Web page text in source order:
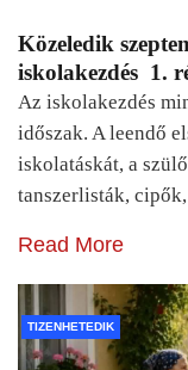
Közeledik
iskolakezdés 1.
Az iskolakezdés
időszak. A leendő
iskolatáskát, a
tanszerlisták,
Read More
TIZENHETEDIK